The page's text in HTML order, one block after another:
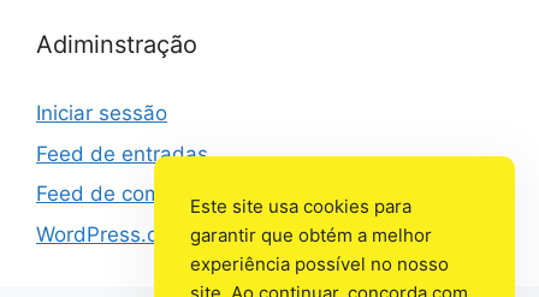
Adiminstração
Iniciar sessão
Feed de entradas
Feed de comentários
WordPress.org
Este site usa cookies para
garantir que obtém a melhor
experiência possível no nosso